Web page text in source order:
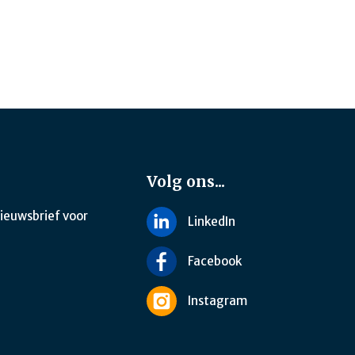
voor
Volg ons...
LinkedIn
Facebook
Instagram